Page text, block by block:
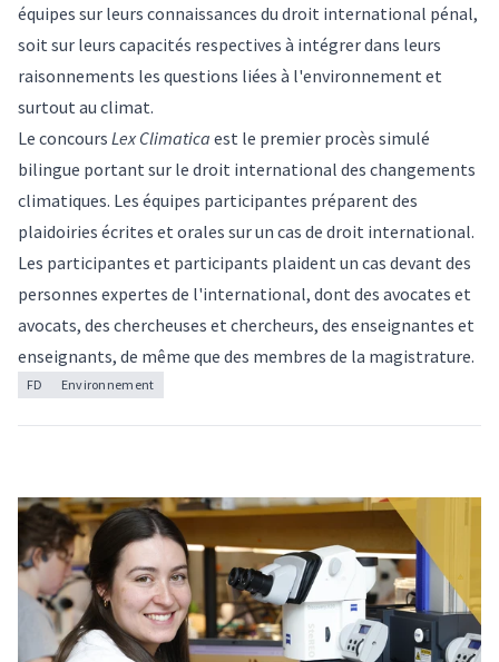
équipes sur leurs connaissances du droit international pénal,
soit sur leurs capacités respectives à intégrer dans leurs
raisonnements les questions liées à l'environnement et
surtout au climat.
Le concours Lex Climatica est le premier procès simulé
bilingue portant sur le droit international des changements
climatiques. Les équipes participantes préparent des
plaidoiries écrites et orales sur un cas de droit international.
Les participantes et participants plaident un cas devant des
personnes expertes de l'international, dont des avocates et
avocats, des chercheuses et chercheurs, des enseignantes et
enseignants, de même que des membres de la magistrature.
FD Environnement